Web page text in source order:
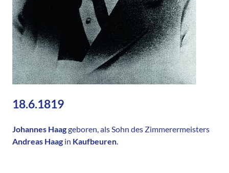
18.6.1819
Johannes Haaggeboren, als Sohn des Zimmerermeisters
Andreas Haag in Kaufbeuren.